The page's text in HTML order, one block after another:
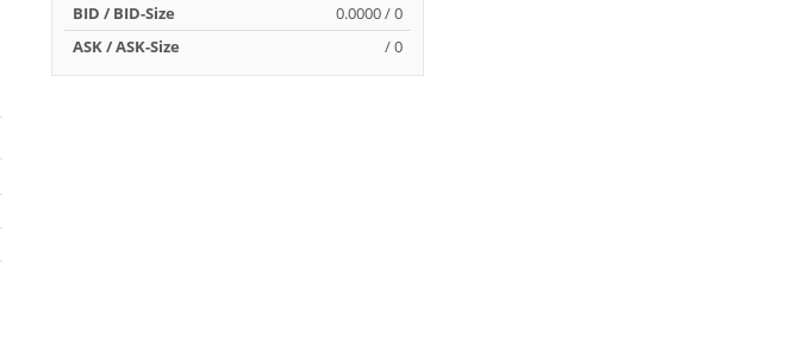
BID / BID-Size
0.0000 / 0
ASK / ASK-Size
/ 0